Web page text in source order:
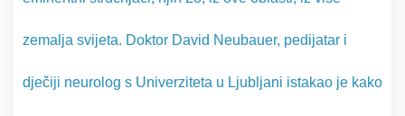
zemalja svijeta. Doktor David Neubauer, pedijatar i
dječiji neurolog s Univerziteta u Ljubljani istakao je kako